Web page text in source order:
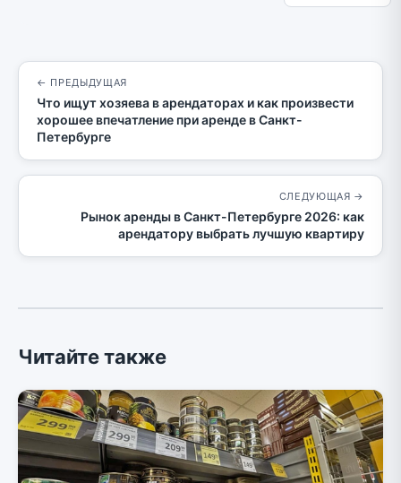
← ПРЕДЫДУЩАЯ
Что ищут хозяева в арендаторах и как произвести
хорошее впечатление при аренде в Санкт-
Петербурге
СЛЕДУЮЩАЯ →
Рынок аренды в Санкт-Петербурге 2026: как
арендатору выбрать лучшую квартиру
Читайте также